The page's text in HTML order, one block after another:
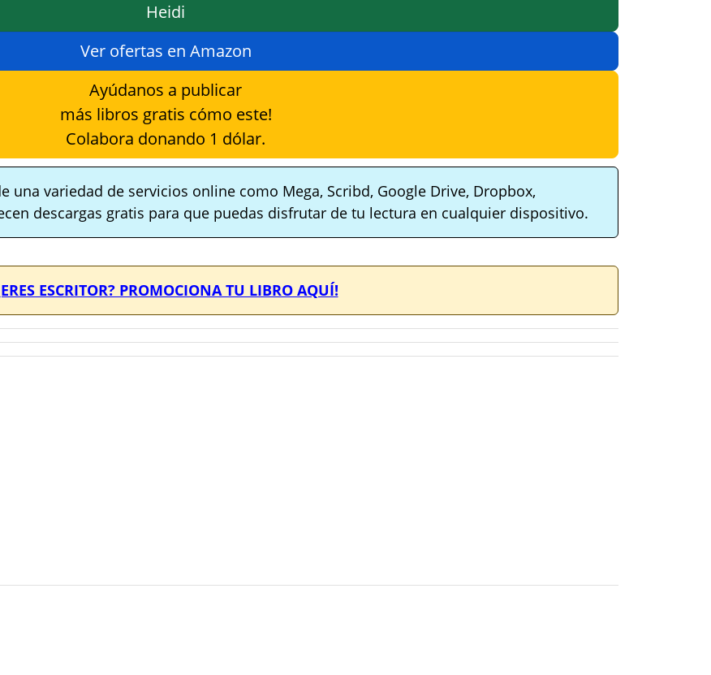
Heidi
Ver ofertas en Amazon
Ayúdanos a publicar
más libros gratis cómo este!
Colabora donando 1 dólar.
una variedad de servicios online como Mega, Scribd, Google Drive, Dropbox,
descargas gratis para que puedas disfrutar de tu lectura en cualquier dispositivo.
ESCRITOR? PROMOCIONA TU LIBRO AQUÍ!